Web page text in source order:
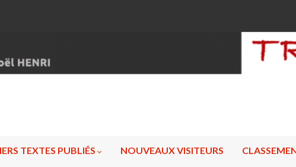
TEXTES PUBLIÉS NOUVEAUX VISITEURS